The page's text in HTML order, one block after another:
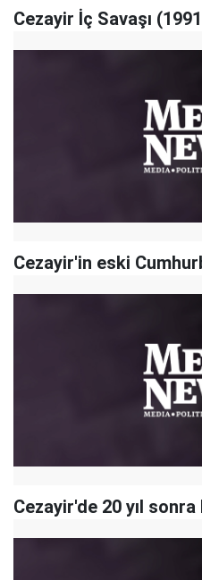
Cezayir İç Savaşı
Cezayir'in eski
Cezayir'de 20 yıl